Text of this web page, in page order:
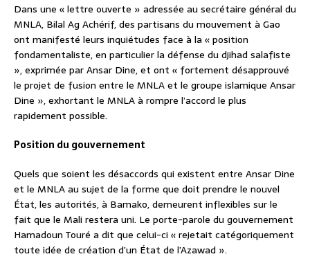
Dans une « lettre ouverte » adressée au secrétaire général du
MNLA, Bilal Ag Achérif, des partisans du mouvement à Gao
ont manifesté leurs inquiétudes face à la « position
fondamentaliste, en particulier la défense du djihad salafiste
», exprimée par Ansar Dine, et ont « fortement désapprouvé
le projet de fusion entre le MNLA et le groupe islamique Ansar
Dine », exhortant le MNLA à rompre l’accord le plus
rapidement possible.
Position du gouvernement
Quels que soient les désaccords qui existent entre Ansar Dine
et le MNLA au sujet de la forme que doit prendre le nouvel
État, les autorités, à Bamako, demeurent inflexibles sur le
fait que le Mali restera uni. Le porte-parole du gouvernement
Hamadoun Touré a dit que celui-ci « rejetait catégoriquement
toute idée de création d’un État de l’Azawad ».